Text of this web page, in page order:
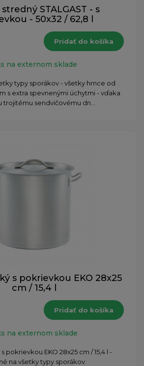
STALGAST - s
- 50x32 / 62,8 l
Pridať do košíka
na externom sklade
typy sporákov - všetky hrnce od
s extra spevnenými úchytmi - vďaka
trojitému sendvičovému dn...
s pokrievkou EKO 28x25
cm / 15,4 l
Pridať do košíka
na externom sklade
pokrievkou EKO 28x25 cm / 15,4 l -
na všetky typy sporákov